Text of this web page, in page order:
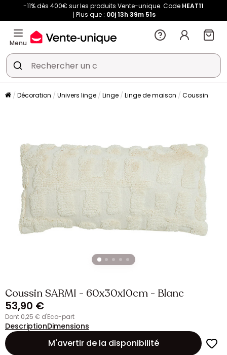
-11% dès 400€ sur les produits Vente-unique. Code HEAT11
Plus que : 00j 13h 39m 50s
Menu
Décoration Univers linge Linge Linge de maison Coussin
Coussin SARMI - 60x30x10cm - Blanc
53,90 €
dont 0,25 € d'Eco-part
DescriptionDimensions
M'avertir de la disponibilité